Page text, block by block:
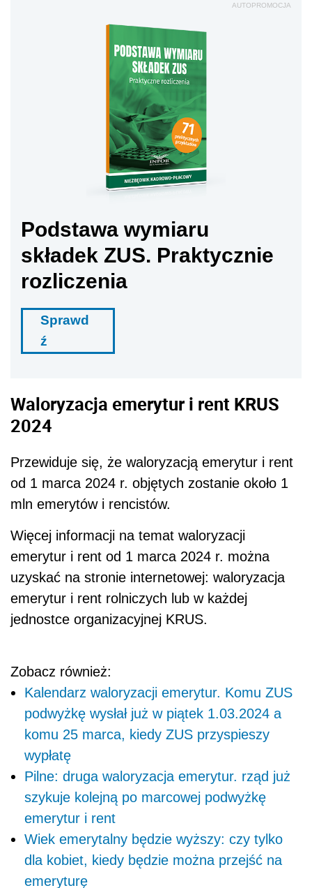
AUTOPROMOCJA
Podstawa wymiaru
składek ZUS. Praktycznie
rozliczenia
Sprawd
ź
Waloryzacja emerytur i rent KRUS
2024
Przewiduje się, że waloryzacją emerytur i rent
od 1 marca 2024 r. objętych zostanie około 1
mln emerytów i rencistów.
Więcej informacji na temat waloryzacji
emerytur i rent od 1 marca 2024 r. można
uzyskać na stronie internetowej: waloryzacja
emerytur i rent rolniczych lub w każdej
jednostce organizacyjnej KRUS.
Zobacz również:
Kalendarz waloryzacji emerytur. Komu ZUS
podwyżkę wysłał już w piątek 1.03.2024 a
komu 25 marca, kiedy ZUS przyspieszy
wypłatę
Pilne: druga waloryzacja emerytur. rząd już
szykuje kolejną po marcowej podwyżkę
emerytur i rent
Wiek emerytalny będzie wyższy: czy tylko
dla kobiet, kiedy będzie można przejść na
emeryturę